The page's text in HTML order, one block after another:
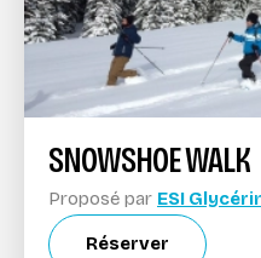
SNOWSHOE WALK
Proposé par ESI
Réserver